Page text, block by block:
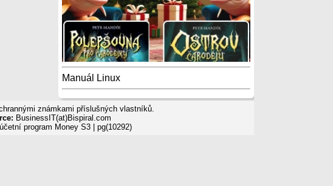
Manuál Linux
známkami příslušných vlastníků.
BusinessIT(at)Bispiral.com
účetní program Money S3 | pg(10292)